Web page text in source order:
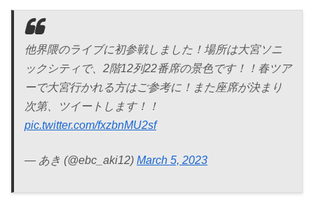
他界隈のライブに初参戦しました！場所は大宮ソニ
ックシティで、2階12列22番席の景色です！！春ツア
ーで大宮行かれる方はご参考に！また座席が決まり
次第、ツイートします！！
pic.twitter.com/fxzbnMU2sf
— あき (@ebc_aki12) March 5, 2023